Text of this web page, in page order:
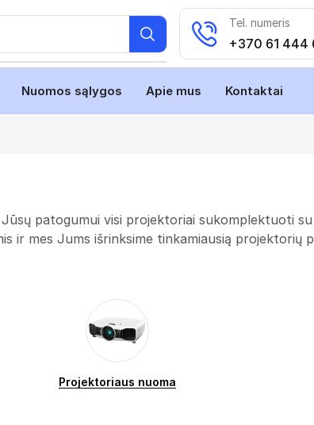
Tel. numeris
+370 61 444
Nuomos sąlygos Apie mus Kontaktai
patogumui visi projektoriai sukomplektuoti
ir mes Jums išrinksime tinkamiausią projektorių
Projektoriaus nuoma